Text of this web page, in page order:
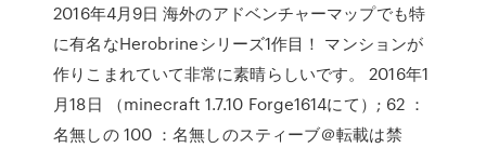
2016年4月9日 海外のアドベンチャーマップでも特
に有名なHerobrineシリーズ1作目！ マンションが
作りこまれていて非常に素晴らしいです。 2016年1
月18日 （minecraft 1.7.10 Forge1614にて）; 62 ：
名無しの 100 ：名無しのスティーブ＠転載は禁